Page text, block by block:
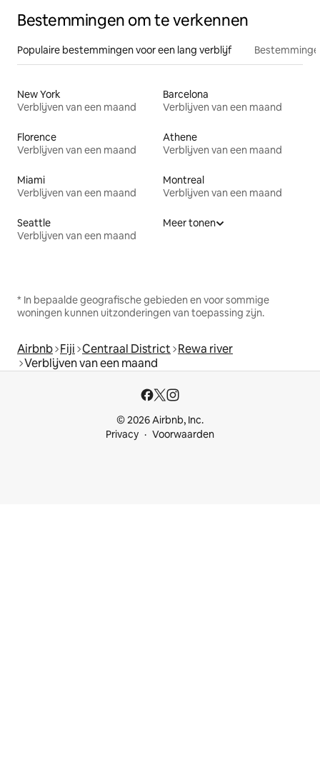
Bestemmingen om te verkennen
Populaire bestemmingen voor een lang verblijf
New York
Verblijven van een maand
Barcelona
Verblijven van een maand
Florence
Verblijven van een maand
Athene
Verblijven van een maand
Miami
Verblijven van een maand
Montreal
Verblijven van een maand
Seattle
Verblijven van een maand
Meer tonen
* In bepaalde geografische gebieden en voor sommige
woningen kunnen uitzonderingen van toepassing zijn.
Airbnb Fiji Centraal District Rewa river
Verblijven van een maand
© 2026 Airbnb, Inc.
Privacy
Voorwaarden